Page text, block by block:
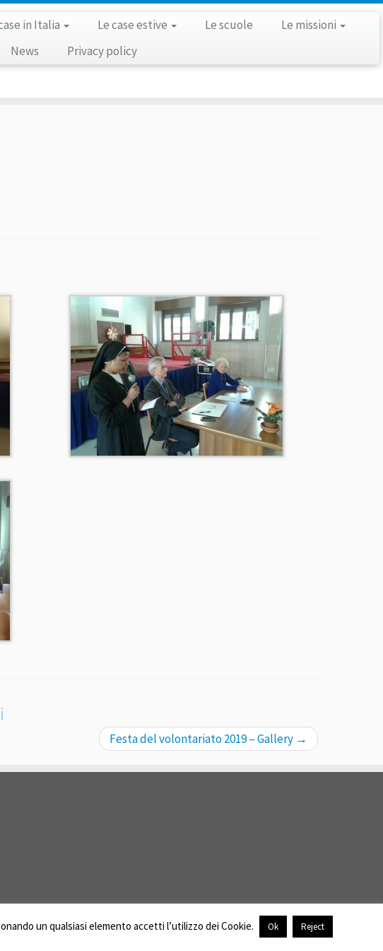
in Italia Le case estive Le scuole
Le missioni
News Privacy policy
Festa del volontariato 2019 – Gallery →
un qualsiasi elemento accetti l’utilizzo dei Cookie. Ok Reject